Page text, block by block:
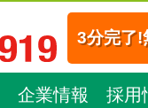
3分完了!
企業情報 採用